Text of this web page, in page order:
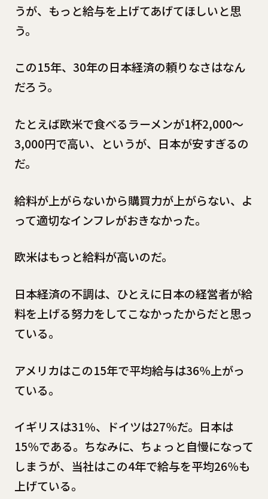
うが、もっと給与を上げてあげてほしいと思
う。
この15年、30年の日本経済の頼りなさはなん
だろう。
たとえば欧米で食べるラーメンが1杯2,000〜
3,000円で高い、というが、日本が安すぎるの
だ。
給料が上がらないから購買力が上がらない、よ
って適切なインフレがおきなかった。
欧米はもっと給料が高いのだ。
日本経済の不調は、ひとえに日本の経営者が給
料を上げる努力をしてこなかったからだと思っ
ている。
アメリカはこの15年で平均給与は36％上がっ
ている。
イギリスは31％、ドイツは27％だ。日本は
15％である。ちなみに、ちょっと自慢になって
しまうが、当社はこの4年で給与を平均26％も
上げている。